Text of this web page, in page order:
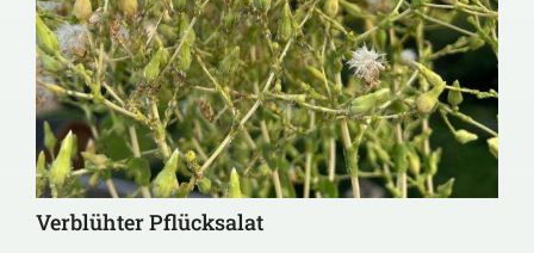
Verblühter Pflücksalat